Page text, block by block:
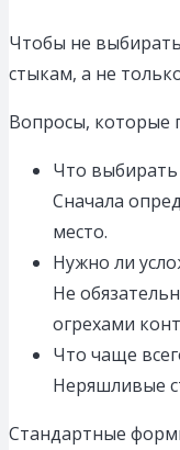
Чтобы не
стыкам, а не
Вопросы, которые
Что
Сначала
место.
Нужно ли
Не
огрехами
Что чаще
Неряшливые
Стандартные